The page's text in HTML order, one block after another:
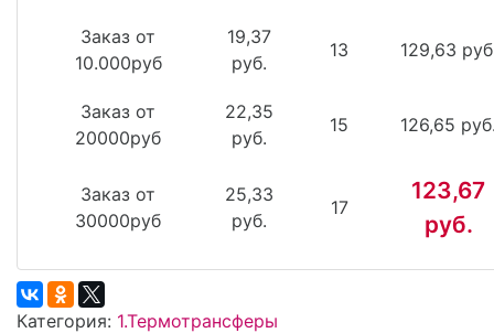
Заказ от
10.000руб
19,37
руб.
13 129,63
Заказ от
20000руб
22,35
руб.
15 126,65
Заказ от
30000руб
25,33
руб.
17
123,67
руб.
Категория: 1.Термотрансферы